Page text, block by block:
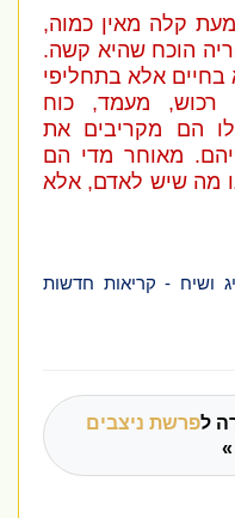
קלה מאין כמוה,
הוכח שהיא קשה.
אלא בתחליפי
מעמד, כוח
הם מקריבים את
מאוחר מדי הם
מה שיש לאדם, אלא
- קריאות חדשות
לפרשת ניצבים